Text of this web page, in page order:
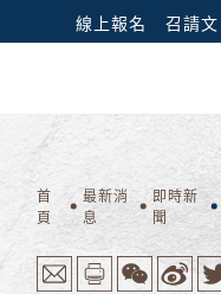
線上報名 召請文
首
頁
最新消
息
即時新
聞